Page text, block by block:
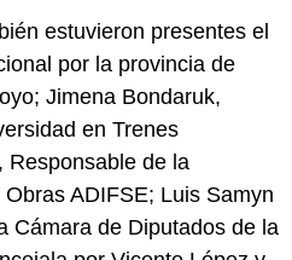
estuvieron presentes el
por la provincia de
Jimena Bondaruk,
en Trenes
Responsable de la
ADIFSE; Luis Samyn
Cámara de Diputados de la